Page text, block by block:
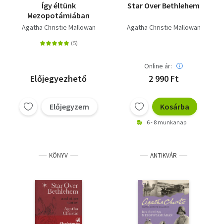
Így éltünk
Mezopotámiában
Agatha Christie Mallowan
Előjegyezhető
Előjegyzem
Star Over Bethlehem
Agatha Christie Mallowan
Online ár:
2 990 Ft
Kosárba
6 - 8 munkanap
KÖNYV ANTIKVÁR